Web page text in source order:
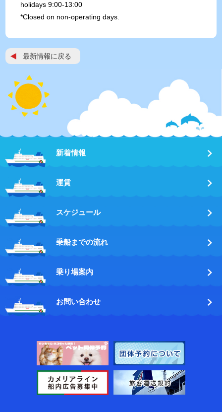
holidays 9:00-13:00
*Closed on non-operating days.
最新情報に戻る
新着情報
運賃
スケジュール
乗船までの流れ
乗り場案内
お問い合わせ